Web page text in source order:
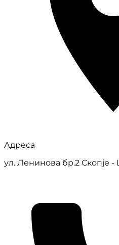
Адреса
ул. Ленинова бр.2 Скопје